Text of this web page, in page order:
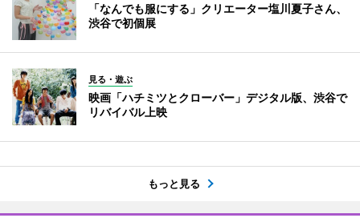
「なんでも服にする」クリエーター塩川夏子さん、
渋谷で初個展
見る・遊ぶ
映画「ハチミツとクローバー」デジタル版、渋谷で
リバイバル上映
もっと見る